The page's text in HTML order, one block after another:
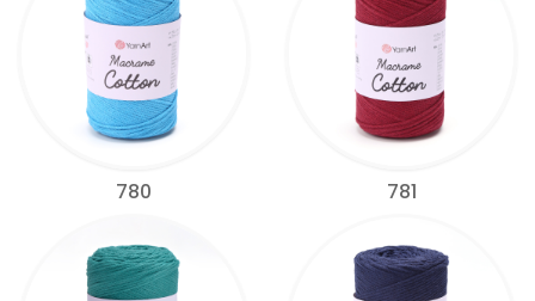
780 781